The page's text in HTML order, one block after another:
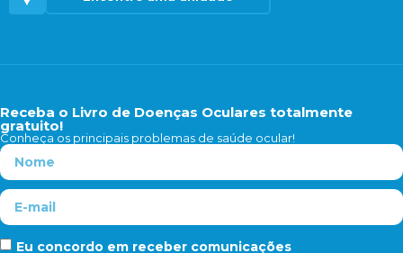
Receba o Livro de Doenças Oculares totalmente
gratuito!
Conheça os principais problemas de saúde ocular!
Eu concordo em receber comunicações